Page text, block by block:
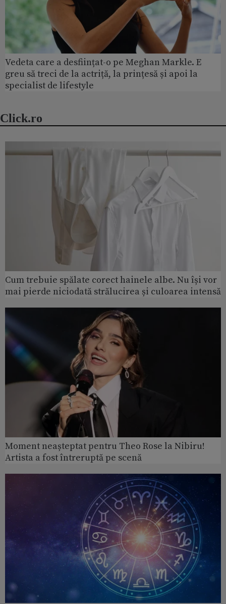
Vedeta care a desființat-o pe Meghan Markle. E
greu să treci de la actriță, la prințesă și apoi la
specialist de lifestyle
Click.ro
Cum trebuie spălate corect hainele albe. Nu își vor
mai pierde niciodată strălucirea și culoarea intensă
Moment neașteptat pentru Theo Rose la Nibiru!
Artista a fost întreruptă pe scenă